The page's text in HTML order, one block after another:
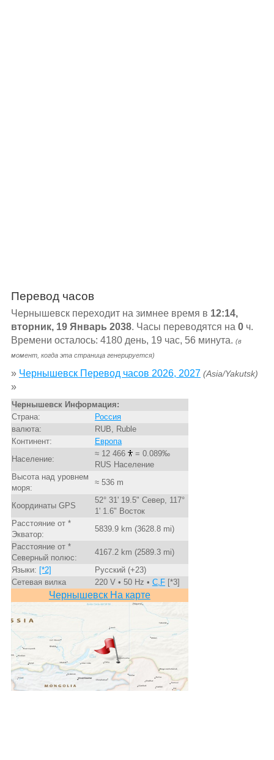
Перевод часов
Чернышевск переходит на зимнее время в 12:14,
вторник, 19 Январь 2038. Часы переводятся на 0ч.
Времени осталось: 4180 день, 19 час, 56 минута. (в
момент, когда эта страница генерируется)
» Чернышевск Перевод часов 2026, 2027 (Asia/Yakutsk)
»
Чернышевск Информация:
Страна:
Россия
валюта:
RUB, Ruble
Континент:
Европа
Население:
≈ 12 466
= 0.089‰
RUS Население
Высота над уровнем
моря:
≈ 536 m
Координаты GPS
52° 31' 19.5" Север, 117°
1' 1.6" Восток
Расстояние от *
Экватор:
5839.9 km (3628.8 mi)
Расстояние от *
Северный полюс:
4167.2 km (2589.3 mi)
Языки: [*2]
Русский (+23)
Сетевая вилка
220 V • 50 Hz • C,F[*3]
Чернышевск На карте